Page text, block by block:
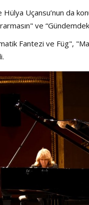
Uçansu’nun da
ve
Fantezi ve Füg",